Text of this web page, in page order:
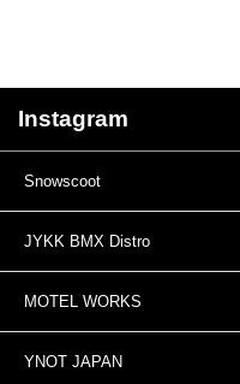
Instagram
Snowscoot
JYKK BMX Distro
MOTEL WORKS
YNOT JAPAN